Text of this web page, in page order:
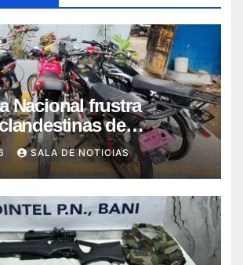
Nacional frustra
de
y detiene a siete en
SALA DE NOTICIAS